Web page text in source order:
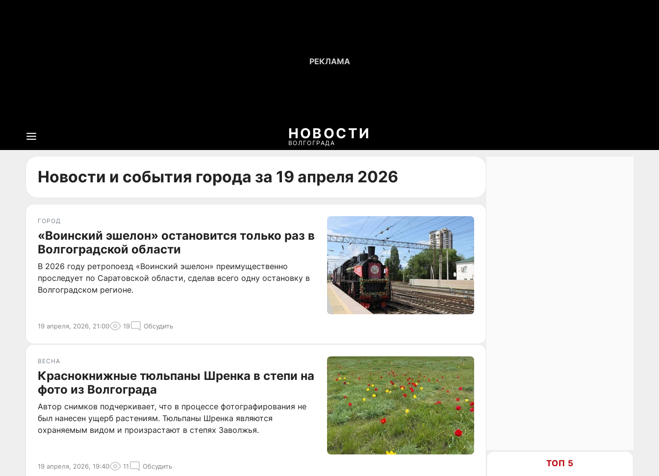
НОВОСТИ
ВОЛГОГРАДА
Новости и события города за 19 апреля 2026
ГОРОД
«Воинский эшелон» остановится только раз в
Волгоградской области
В 2026 году ретропоезд «Воинский эшелон» преимущественно
проследует по Саратовской области, сделав всего одну остановку в
Волгоградском регионе.
19 апреля, 2026, 21:00 19 Обсудить
ВЕСНА
Краснокнижные тюльпаны Шренка в степи на
фото из Волгограда
Автор снимков подчеркивает, что в процессе фотографирования не
был нанесен ущерб растениям. Тюльпаны Шренка являются
охраняемым видом и произрастают в степях Заволжья.
19 апреля, 2026, 19:40 11 Обсудить ТОП 5